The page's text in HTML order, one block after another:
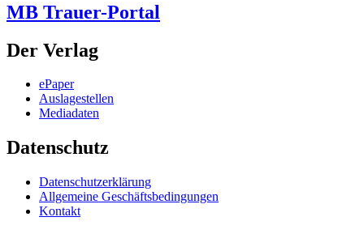
MB Trauer-Portal
Der Verlag
ePaper
Auslagestellen
Mediadaten
Datenschutz
Datenschutzerklärung
Allgemeine Geschäftsbedingungen
Kontakt